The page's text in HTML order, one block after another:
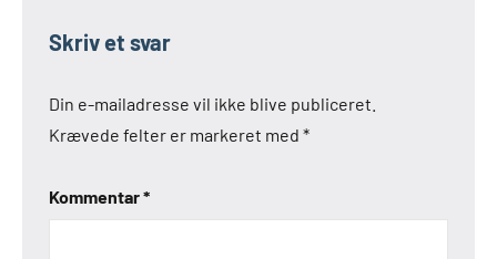
Skriv et svar
Din e-mailadresse vil ikke blive publiceret.
Krævede felter er markeret med *
Kommentar*